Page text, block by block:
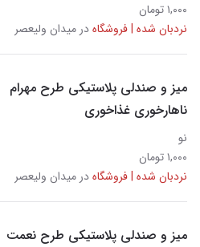
۱,۰۰۰ تومان
نردبان شده | فروشگاهدر میدان ولیعصر
میز و صندلی پلاستیکی طرح مهرام
ناهارخوری غذاخوری
نو
۱,۰۰۰ تومان
نردبان شده | فروشگاهدر میدان ولیعصر
میز و صندلی پلاستیکی طرح نعمت